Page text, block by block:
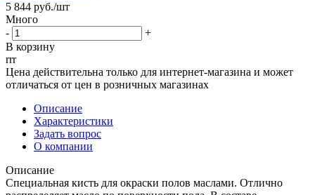
5 844 руб./шт
Много
-
+
В корзину
rrr
Цена действительна только для интернет-магазина и может
отличаться от цен в розничных магазинах
Описание
Характеристики
Задать вопрос
О компании
Описание
Специальная кисть для окраски полов маслами. Отлично